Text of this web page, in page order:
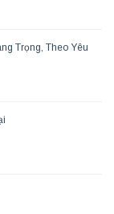
Trọng, Theo Yêu